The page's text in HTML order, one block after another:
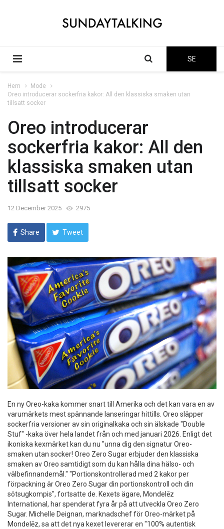
SE
Hem
Mode
Oreo introducerar sockerfria kakor: All den klassiska smaken utan
tillsatt socker
Oreo introducerar
sockerfria kakor: All den
klassiska smaken utan
tillsatt socker
12 December 2025 2975
Share Tweet
En ny Oreo-kaka kommer snart till Amerika och det kan vara en av
varumärkets mest spännande lanseringar hittills. Oreo släpper
sockerfria versioner av sin originalkaka och sin älskade "Double
Stuf" -kaka över hela landet från och med januari 2026. Enligt det
ikoniska kexmärket kan du nu "unna dig den signatur Oreo-
smaken utan socker! Oreo Zero Sugar erbjuder den klassiska
smaken av Oreo samtidigt som du kan hålla dina hälso- och
välbefinnandemål." "Portionskontrollerad med 2 kakor per
förpackning är Oreo Zero Sugar din portionskontroll och din
sötsugkompis", fortsatte de. Kexets ägare, Mondelēz
International, har spenderat fyra år på att utveckla Oreo Zero
Sugar. Michelle Deignan, marknadschef för Oreo-märket på
Mondelēz, sa att det nya kexet levererar en "100% autentisk